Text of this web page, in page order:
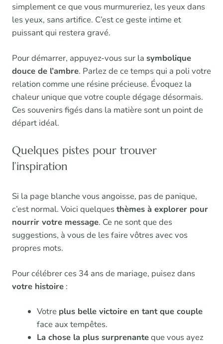
simplement ce que vous murmureriez, les yeux dans
les yeux, sans artifice. C’est ce geste intime et
puissant qui restera gravé.
Pour démarrer, appuyez-vous sur la symbolique
douce de l’ambre. Parlez de ce temps qui a poli votre
relation comme une résine précieuse. Évoquez la
chaleur unique que votre couple dégage désormais.
Ces souvenirs figés dans la matière sont un point de
départ idéal.
Quelques pistes pour trouver
l’inspiration
Si la page blanche vous angoisse, pas de panique,
c’est normal. Voici quelquesthèmes à explorer pour
nourrir votre message. Ce ne sont que des
suggestions, à vous de les faire vôtres avec vos
propres mots.
Pour célébrer ces 34 ans de mariage, puisez dans
votre histoire :
Votre plus belle victoire en tant que couple
face aux tempêtes.
La chose la plus surprenanteque vous ayez